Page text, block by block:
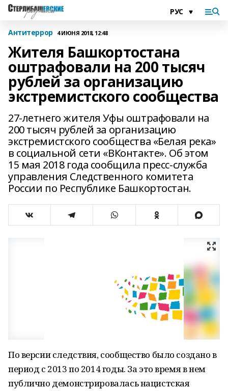
Антитеррор 4 ИЮНЯ 2018, 12:48
Жителя Башкортостана
оштрафовали на 200 тысяч
рублей за организацию
экстремистского сообщества
27-летнего жителя Уфы оштрафовали на
200 тысяч рублей за организацию
экстремистского сообщества «Белая река»
в социальной сети «ВКонтакте». Об этом
15 мая 2018 года сообщила пресс-служба
управления Следственного комитета
России по Республике Башкортостан.
По версии следствия, сообщество было создано в
период с 2013 по 2014 годы. За это время в нем
публично демонстрировалась нацистская